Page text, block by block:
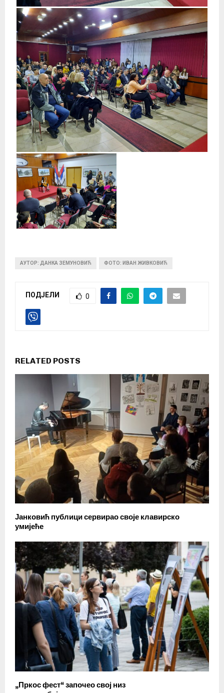
АУТОР: ДАНКА ЗЕМУНОВИЋ ФОТО: ИВАН ЖИВКОВИЋ
ПОДЈЕЛИ 0
RELATED POSTS
Јанковић публици сервирао своје клавирско
умијеће
„Пркос фест“ започео свој низ